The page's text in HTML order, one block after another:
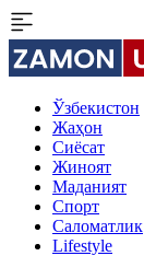
Ўзбекистон
Жаҳон
Сиёсат
Жиноят
Маданият
Спорт
Cаломатлик
Lifestyle